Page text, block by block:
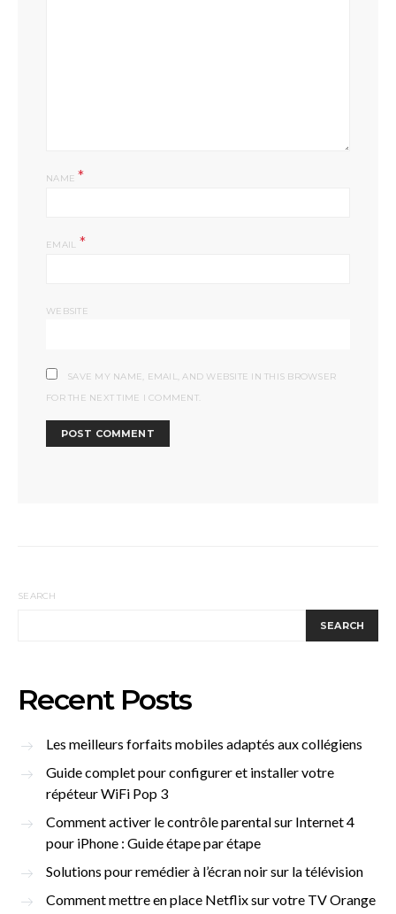
NAME *
EMAIL *
WEBSITE
SAVE MY NAME, EMAIL, AND WEBSITE IN THIS BROWSER
FOR THE NEXT TIME I COMMENT.
SEARCH
SEARCH
Recent Posts
Les meilleurs forfaits mobiles adaptés aux collégiens
Guide complet pour configurer et installer votre
répéteur WiFi Pop 3
Comment activer le contrôle parental sur Internet 4
pour iPhone : Guide étape par étape
Solutions pour remédier à l’écran noir sur la télévision
Comment mettre en place Netflix sur votre TV Orange